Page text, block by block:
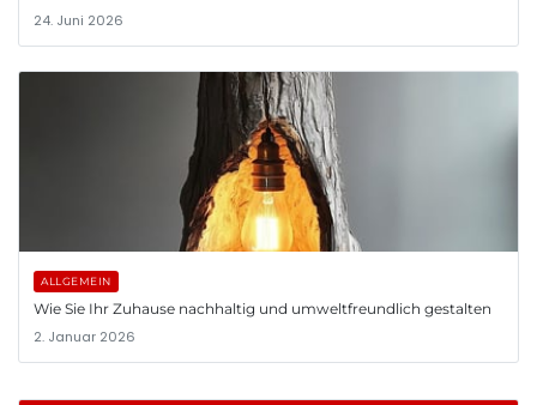
24. Juni 2026
ALLGEMEIN
Wie Sie Ihr Zuhause nachhaltig und umweltfreundlich gestalten
2. Januar 2026